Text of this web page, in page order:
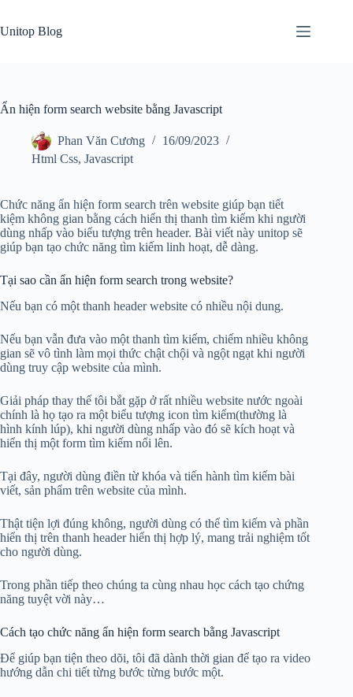
content
Unitop Blog
Ẩn hiện form search website bằng Javascript
Phan Văn Cương
16/09/2023
Html Css, Javascript
Chức năng ẩn hiện form search trên website giúp bạn tiết
kiệm không gian bằng cách hiển thị thanh tìm kiếm khi người
dùng nhấp vào biểu tượng trên header. Bài viết này unitop sẽ
giúp bạn tạo chức năng tìm kiếm linh hoạt, dễ dàng.
Tại sao cần ẩn hiện form search trong website?
Nếu bạn có một thanh header website có nhiều nội dung.
Nếu bạn vẫn đưa vào một thanh tìm kiếm, chiếm nhiều không
gian sẽ vô tình làm mọi thức chật chội và ngột ngạt khi người
dùng truy cập website của mình.
Giải pháp thay thế tôi bắt gặp ở rất nhiều website nước ngoài
chính là họ tạo ra một biểu tượng icon tìm kiếm(thường là
hình kính lúp), khi người dùng nhấp vào đó sẽ kích hoạt và
hiển thị một form tìm kiếm nổi lên.
Tại đây, người dùng điền từ khóa và tiến hành tìm kiếm bài
viết, sản phẩm trên website của mình.
Thật tiện lợi đúng không, người dùng có thể tìm kiếm và phần
hiển thị trên thanh header hiển thị hợp lý, mang trải nghiệm tốt
cho người dùng.
Trong phần tiếp theo chúng ta cùng nhau học cách tạo chứng
năng tuyệt vời này…
Cách tạo chức năng ẩn hiện form search bằng Javascript
Để giúp bạn tiện theo dõi, tôi đã dành thời gian để tạo ra video
hướng dẫn chi tiết từng bước từng bước một.